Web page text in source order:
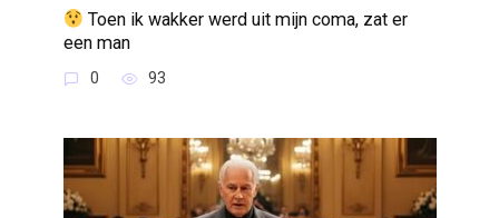
Toen ik wakker werd uit mijn coma, zat er
een man
0 93